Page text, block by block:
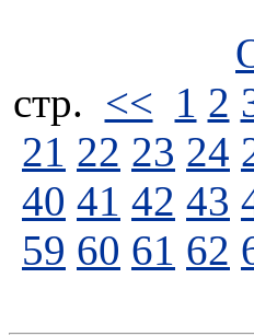
стp. << 1 2
21 22 23 24
40 41 42 43
59 60 61 62